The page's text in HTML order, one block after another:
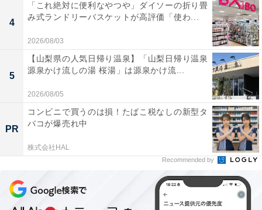
街並みを一望できる景色が素晴らしい。
全室源泉掛け流しの内風呂付き個室があり、隣接す
るお休み処で室内食事もできるため、家族や友人と
プライベートな空間でゆっくり寛げる。
子供用プールやスライダー、ジャグジーなどを備え
たアミューズメントプールが充実しており、温泉や
サウナと一緒に家族三世代で一日中楽しめます。
4
「これ絶対に便利なやつや」ダイソーの折り畳
み式ランドリーバスケットが高評価「使わ...
2026/08/03
5
【山梨県の人気日帰り温泉】「山梨日帰り温泉
源泉かけ流しの湯 桜湯」は源泉かけ流...
2026/08/05
PR
コンビニで買うのは損！たばこ税なしの新型タ
バコが爆売れ中
株式会社HAL
Recommended by